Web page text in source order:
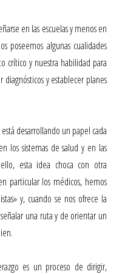
en las escuelas y menos en
poseemos algunas cualidades
crítico y nuestra habilidad para
y establecer planes
está desarrollando un papel cada
los sistemas de salud y en las
esta idea choca con otra
particular los médicos, hemos
y, cuando se nos ofrece la
una ruta y de orientar un
es un proceso de dirigir,